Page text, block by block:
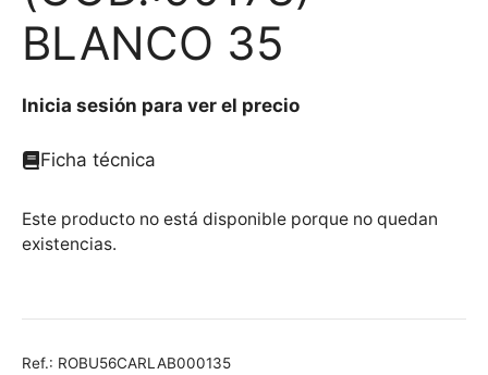
BLANCO 35
Inicia sesión para ver el precio
Ficha técnica
Este producto no está disponible porque no quedan
existencias.
Ref.: ROBU56CARLAB000135